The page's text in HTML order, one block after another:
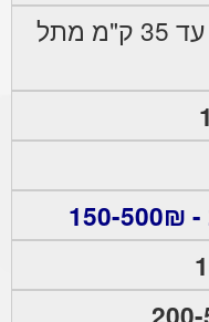
עד 35 ק"מ מתל